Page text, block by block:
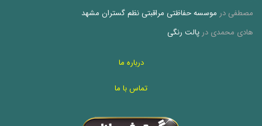
مصطفی در موسسه حفاظتی مراقبتی نظم گستران مشهد
هادی محمدی در پالت رنگی
درباره ما
تماس با ما